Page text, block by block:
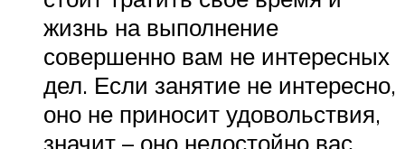
жизнь на выполнение
совершенно вам не интересных
дел. Если занятие не интересно,
оно не приносит удовольствия,
значит – оно недостойно вас.